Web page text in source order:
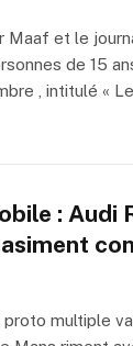
Maaf et le
de 15
, intitulé «
: Audi
multiple